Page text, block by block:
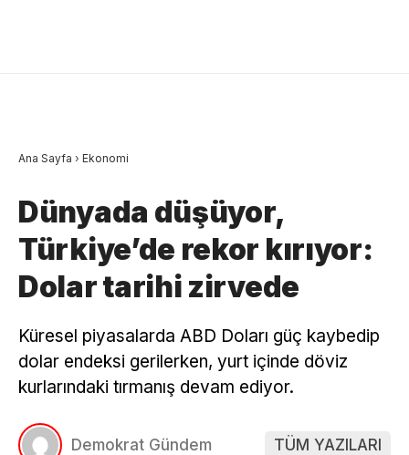
Ana Sayfa › Ekonomi
Dünyada düşüyor,
Türkiye’de rekor kırıyor:
Dolar tarihi zirvede
Küresel piyasalarda ABD Doları güç kaybedip
dolar endeksi gerilerken, yurt içinde döviz
kurlarındaki tırmanış devam ediyor.
Demokrat Gündem TÜM YAZILARI